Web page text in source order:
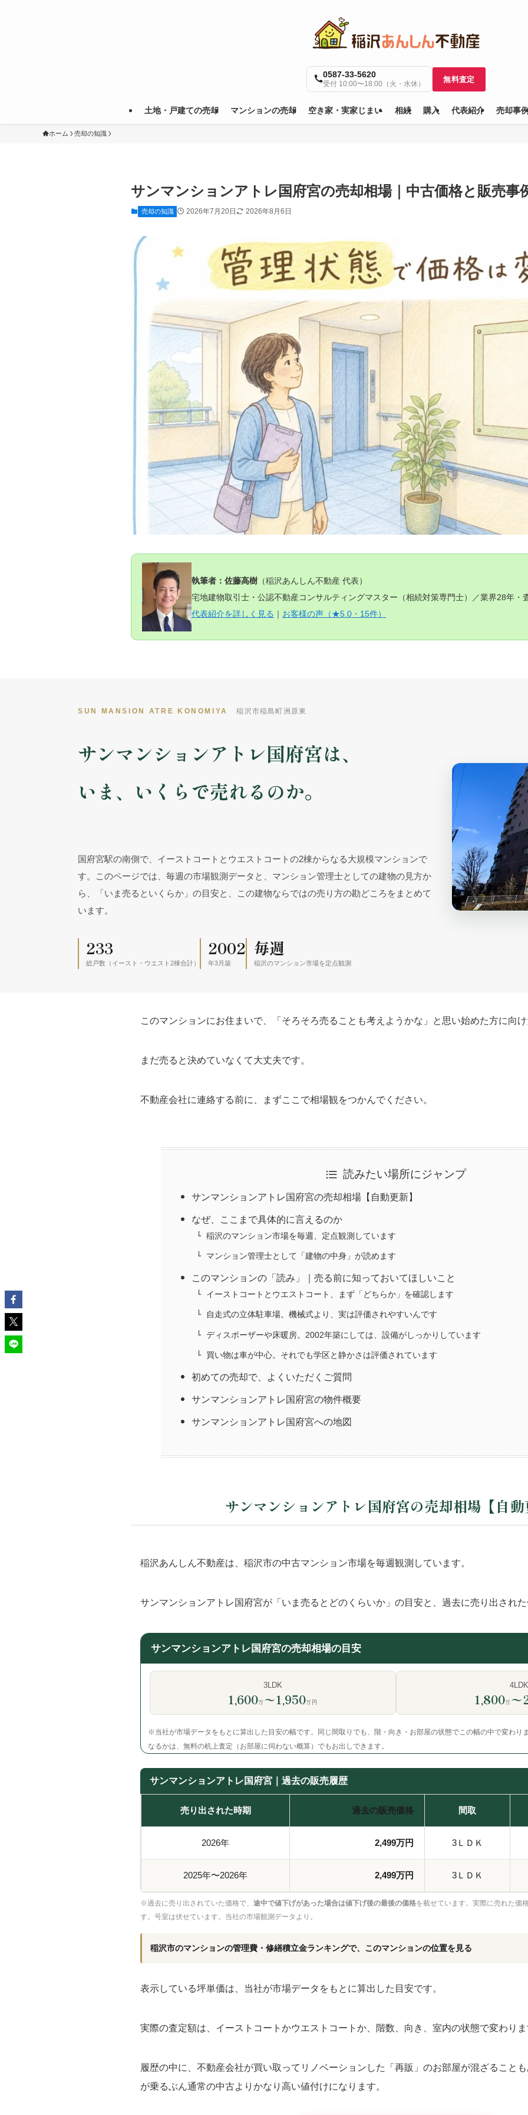
土地・戸建ての売却 マンションの売却 空き家・実家じまい 相続 購入 代表紹介 売却事
0587-33-5620
受付 10:00〜18:00（火・水休）
無料査定
ホーム 売却の知識
サンマンションアトレ国府宮の売却相場｜中古価格と販売事
売却の知識 2026年7月20日 2026年8月6日
執筆者：佐藤高樹 （稲沢あんしん不動産 代表）
宅地建物取引士・公認不動産コンサルティングマスター（相続対策専門士）／業界28年・
代表紹介を詳しく見る ｜ お客様の声（★5.0・15件）
SUN MANSION ATRE KONOMIYA 稲沢市稲島町洲原東
サンマンションアトレ国府宮は、
いま、いくらで売れるのか。
国府宮駅の南側で、イーストコートとウエストコートの2棟からなる大規模マンションで
す。このページでは、毎週の市場観測データと、マンション管理士としての建物の見方か
ら、「いま売るといくらか」の目安と、この建物ならではの売り方の勘どころをまとめて
います。
233
総戸数（イースト・ウエスト2棟合計）
2002
年3月築
毎週
稲沢のマンション市場を定点観測
このマンションにお住まいで、「そろそろ売ることも考えようかな」と思い始めた方に向
まだ売ると決めていなくて大丈夫です。
不動産会社に連絡する前に、まずここで相場観をつかんでください。
読みたい場所にジャンプ
サンマンションアトレ国府宮の売却相場【自動更新】
なぜ、ここまで具体的に言えるのか
稲沢のマンション市場を毎週、定点観測しています
マンション管理士として「建物の中身」が読めます
このマンションの「読み」｜売る前に知っておいてほしいこと
イーストコートとウエストコート、まず「どちらか」を確認します
自走式の立体駐車場。機械式より、実は評価されやすいんです
ディスポーザーや床暖房。2002年築にしては、設備がしっかりしています
買い物は車が中心。それでも学区と静かさは評価されています
初めての売却で、よくいただくご質問
サンマンションアトレ国府宮の物件概要
サンマンションアトレ国府宮への地図
サンマンションアトレ国府宮の売却相場【自
稲沢あんしん不動産は、稲沢市の中古マンション市場を毎週観測しています。
サンマンションアトレ国府宮が「いま売るとどのくらいか」の目安と、過去に売り出され
サンマンションアトレ国府宮の売却相場の目安
3LDK
1,600万〜1,950万円
4LDK
1,800万〜
※当社が市場データをもとに算出した目安の幅です。同じ間取りでも、階・向き・お部屋の状態でこの幅の中で変わり
なるかは、無料の机上査定（お部屋に伺わない概算）でもお出しできます。
サンマンションアトレ国府宮｜過去の販売履歴
売り出された時期 過去の販売価格 間取
2026年 2,499万円 3ＬＤＫ
2025年〜2026年 2,499万円 3ＬＤＫ
※過去に売り出されていた価格で、 途中で値下げがあった場合は値下げ後の最後の価格を載せています。実際に売れた価
す。号室は伏せています。当社の市場観測データより。
稲沢市のマンションの管理費・修繕積立金ランキングで、このマンションの位置を見る
表示している坪単価は、当社が市場データをもとに算出した目安です。
実際の査定額は、イーストコートかウエストコートか、階数、向き、室内の状態で変わり
履歴の中に、不動産会社が買い取ってリノベーションした「再販」のお部屋が混ざること
が乗るぶん通常の中古よりかなり高い値付けになります。